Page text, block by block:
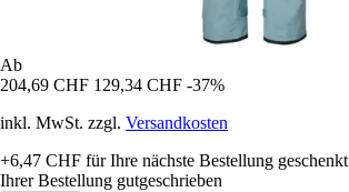
Ab
204,69 CHF 129,34 CHF -37%
inkl. MwSt. zzgl. Versandkosten
+6,47 CHF für Ihre nächste Bestellung geschenkt
Ihrer Bestellung gutgeschrieben